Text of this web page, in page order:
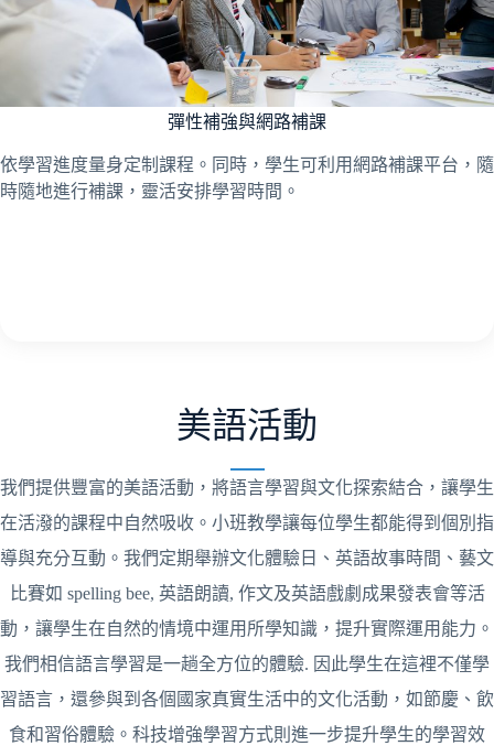
彈性補強與網路補課
依學習進度量身定制課程。同時，學生可利用網路補課平台，隨
時隨地進行補課，靈活安排學習時間。
美語活動
我們提供豐富的美語活動，將語言學習與文化探索結合，讓學生
在活潑的課程中自然吸收。小班教學讓每位學生都能得到個別指
導與充分互動。我們定期舉辦文化體驗日、英語故事時間、藝文
比賽如 spelling bee, 英語朗讀, 作文及英語戲劇成果發表會等活
動，讓學生在自然的情境中運用所學知識，提升實際運用能力。
我們相信語言學習是一趟全方位的體驗. 因此學生在這裡不僅學
習語言，還參與到各個國家真實生活中的文化活動，如節慶、飲
食和習俗體驗。科技增強學習方式則進一步提升學生的學習效